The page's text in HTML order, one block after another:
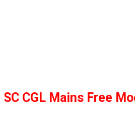
CGL Mains Free Mock